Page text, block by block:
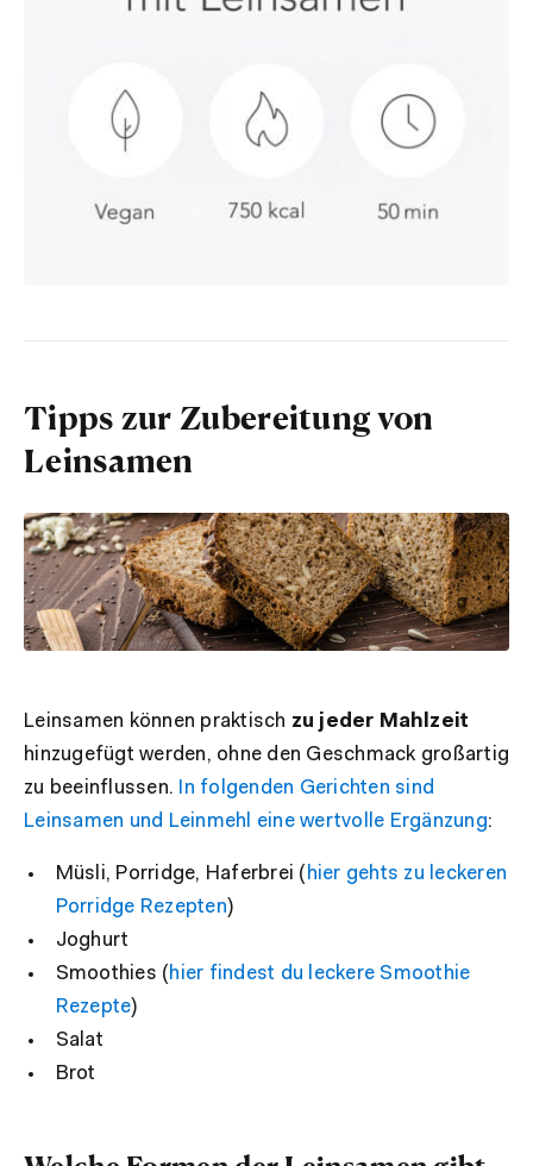
Tipps zur Zubereitung von
Leinsamen
Leinsamen können praktisch zu jeder Mahlzeit
hinzugefügt werden, ohne den Geschmack großartig
zu beeinflussen.
In folgenden Gerichten sind
Leinsamen und Leinmehl eine wertvolle Ergänzung:
Müsli, Porridge, Haferbrei ( hier gehts zu leckeren
Porridge Rezepten)
Joghurt
Smoothies ( hier findest du leckere Smoothie
Rezepte)
Salat
Brot